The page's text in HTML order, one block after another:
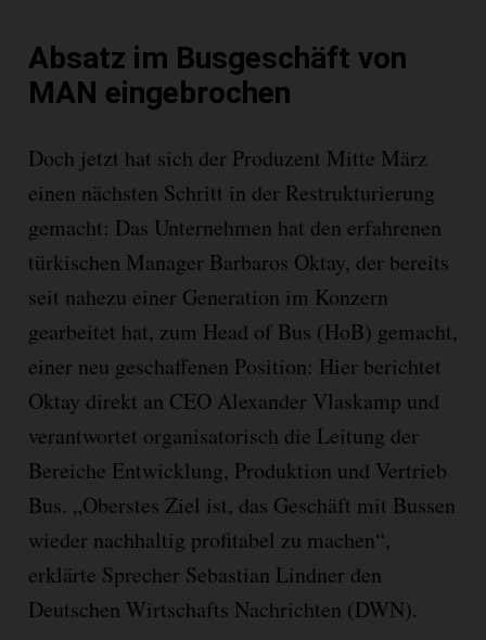
Absatz im Busgeschäft von
MAN eingebrochen
Doch jetzt hat sich der Produzent Mitte März
einen nächsten Schritt in der Restrukturierung
gemacht: Das Unternehmen hat den erfahrenen
türkischen Manager Barbaros Oktay, der bereits
seit nahezu einer Generation im Konzern
gearbeitet hat, zum Head of Bus (HoB) gemacht,
einer neu geschaffenen Position: Hier berichtet
Oktay direkt an CEO Alexander Vlaskamp und
verantwortet organisatorisch die Leitung der
Bereiche Entwicklung, Produktion und Vertrieb
Bus. „Oberstes Ziel ist, das Geschäft mit Bussen
wieder nachhaltig profitabel zu machen“,
erklärte Sprecher Sebastian Lindner den
Deutschen Wirtschafts Nachrichten (DWN).